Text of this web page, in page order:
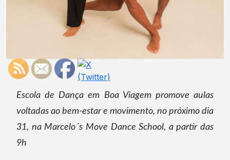
Escola de Dança em Boa Viagem promove aulas
voltadas ao bem-estar e movimento, no próximo dia
31, na Marcelo´s Move Dance School, a partir das
9h